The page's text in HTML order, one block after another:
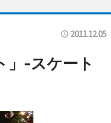
2011.12.05
」-スケート